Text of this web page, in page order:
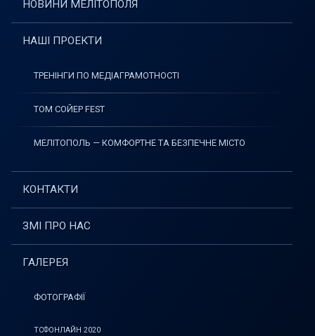
НОВИНИ МЕЛІТОПОЛЯ
НАШІ ПРОЕКТИ
ТРЕНІНГИ ПО МЕДІАГРАМОТНОСТІ
ТОМ СОЙЕР FEST
МЕЛІТОПОЛЬ — КОМФОРТНЕ ТА БЕЗПЕЧНЕ МІСТО
КОНТАКТИ
ЗМІ ПРО НАС
ГАЛЕРЕЯ
ФОТОГРАФІЇ
ТСФОНЛАЙН 2020